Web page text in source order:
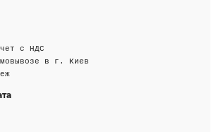
с НДС
в г. Киев